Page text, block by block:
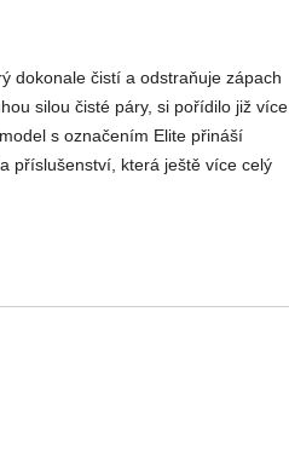
dokonale čistí a odstraňuje zápach
silou čisté páry, si pořídilo již více
s označením Elite přináší
příslušenství, která ještě více celý